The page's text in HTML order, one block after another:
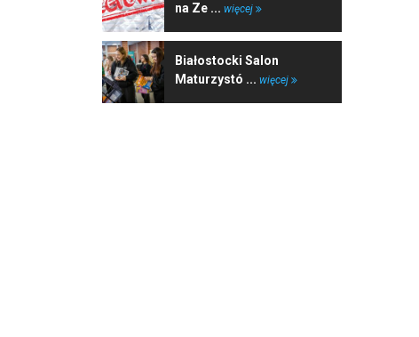
na Ze ... więcej
Białostocki Salon
Maturzystó ... więcej